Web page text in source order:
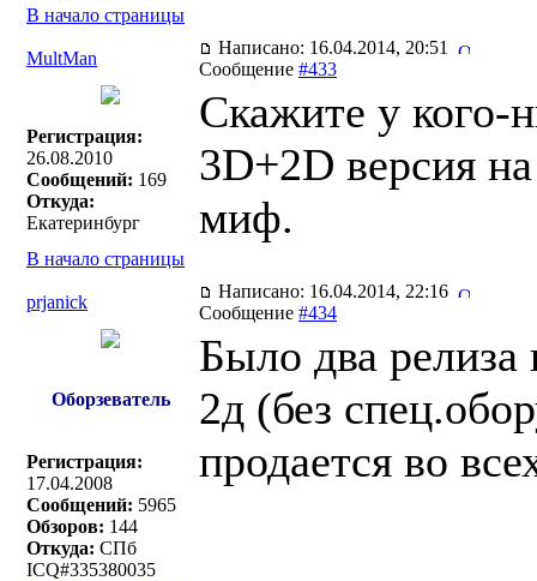
В начало страницы
MultMan
Написано: 16.04.2014, 20:51
Сообщение #433
Регистрация:
26.08.2010
Сообщений: 169
Откуда:
Екатеринбург
Скажите у кого-
3D+2D версия
миф.
В начало страницы
prjanick
Написано: 16.04.2014, 22:16
Сообщение #434
Оборзеватель
Регистрация:
17.04.2008
Сообщений: 5965
Обзоров: 144
Откуда: СПб
ICQ#335380035
Было два
2д (без
продается во